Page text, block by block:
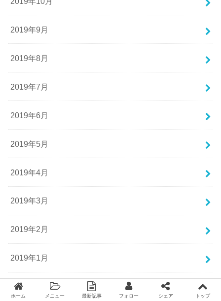
2019年9月
2019年8月
2019年7月
2019年6月
2019年5月
2019年4月
2019年3月
2019年2月
2019年1月
2018年12月
ホーム メニュー 最新記事 フォロー シェア トップ
Twitter facebook